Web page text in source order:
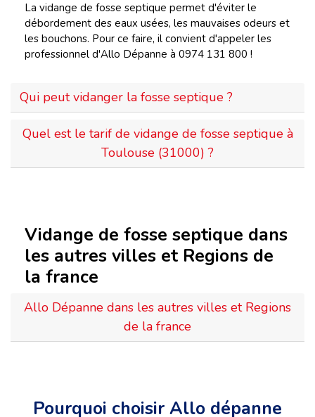
La vidange de fosse septique permet d'éviter le
débordement des eaux usées, les mauvaises odeurs et
les bouchons. Pour ce faire, il convient d'appeler les
professionnel d'Allo Dépanne à 0974 131 800 !
Qui peut vidanger la fosse septique ?
Quel est le tarif de vidange de fosse septique à
Toulouse (31000) ?
Vidange de fosse septique dans
les autres villes et Regions de
la france
Allo Dépanne dans les autres villes et Regions
de la france
Pourquoi choisir Allo dépanne